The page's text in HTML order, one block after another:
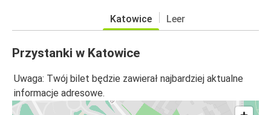
Katowice Leer
Przystanki w Katowice
Uwaga: Twój bilet będzie zawierał najbardziej aktualne
informacje adresowe.